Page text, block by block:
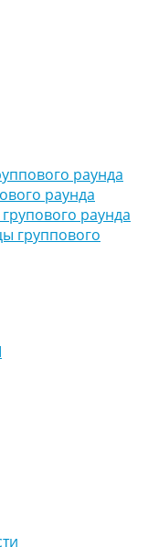
раунда
раунда
раунда
группового